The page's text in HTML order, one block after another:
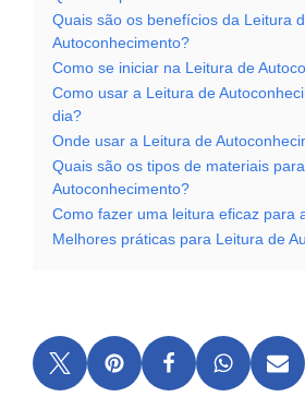
Quais são os benefícios da Leitura
Autoconhecimento?
Como se iniciar na Leitura de
Como usar a Leitura de
dia?
Onde usar a Leitura de
Quais são os tipos de materiais
Autoconhecimento?
Como fazer uma leitura eficaz para
Melhores práticas para Leitura de